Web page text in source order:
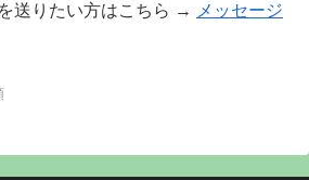
送りたい方はこちら →
メッセージ